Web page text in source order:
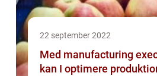
22 september 2022
Med manufacturing
kan I optimere